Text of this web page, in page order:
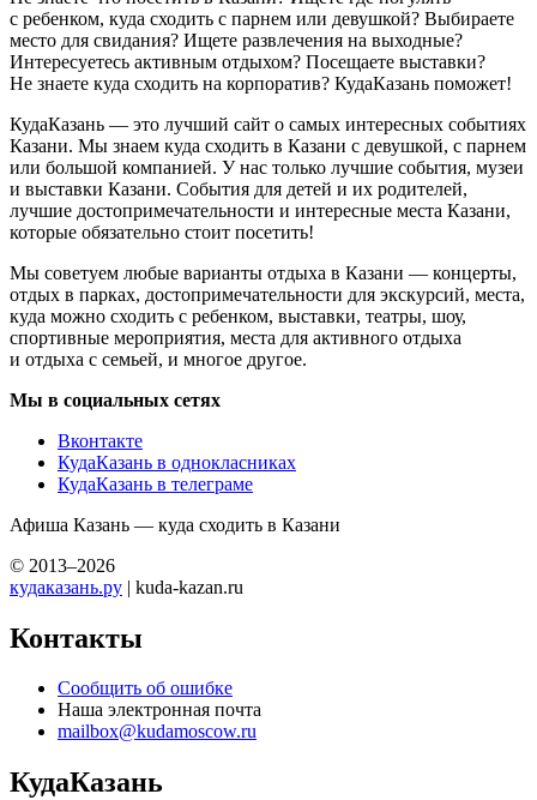
с ребенком, куда сходить с парнем или девушкой? Выбираете
место для свидания? Ищете развлечения на выходные?
Интересуетесь активным отдыхом? Посещаете выставки?
Не знаете куда сходить на корпоратив? КудаКазань поможет!
КудаКазань — это лучший сайт о самых интересных событиях
Казани. Мы знаем куда сходить в Казани с девушкой, с парнем
или большой компанией. У нас только лучшие события, музеи
и выставки Казани. События для детей и их родителей,
лучшие достопримечательности и интересные места Казани,
которые обязательно стоит посетить!
Мы советуем любые варианты отдыха в Казани — концерты,
отдых в парках, достопримечательности для экскурсий, места,
куда можно сходить с ребенком, выставки, театры, шоу,
спортивные мероприятия, места для активного отдыха
и отдыха с семьей, и многое другое.
Мы в социальных сетях
Вконтакте
КудаКазань в однокласниках
КудаКазань в телеграме
Афиша Казань — куда сходить в Казани
© 2013–2026
кудаказань.ру | kuda-kazan.ru
Контакты
Сообщить об ошибке
Наша электронная почта
mailbox@kudamoscow.ru
КудаКазань